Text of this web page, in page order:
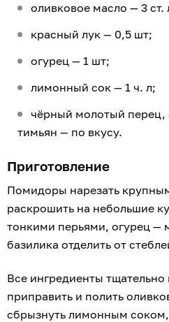
оливковое масло — 3 ст.
красный лук — 0,5 шт;
огурец — 1 шт;
лимонный сок — 1 ч. л;
чёрный молотый перец,
тимьян — по вкусу.
Приготовление
Помидоры нарезать
раскрошить на небольшие
тонкими перьями, огурец —
базилика отделить от
Все ингредиенты
приправить и полить
сбрызнуть лимонным соком,